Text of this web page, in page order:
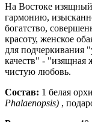
На Востоке изящный
гармонию,
богатство,
красоту, женское
для подчеркивания
качеств" -
чистую любовь.
Состав: 1 белая
Phalaenopsis) ,